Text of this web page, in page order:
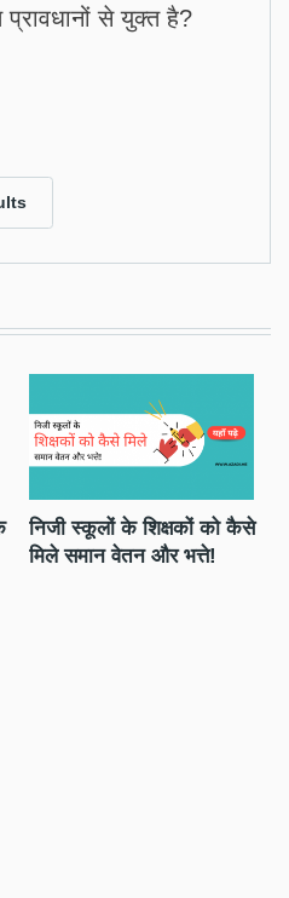
से युक्त है?
निजी स्कूलों के शिक्षकों को कैसे
मिले समान वेतन और भत्ते!